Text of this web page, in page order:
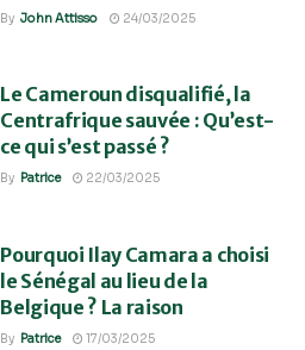
By John Attisso 24/03/2025
Le Cameroun disqualifié, la
Centrafrique sauvée : Qu’est-
ce qui s’est passé ?
By Patrice 22/03/2025
Pourquoi Ilay Camara a choisi
le Sénégal au lieu de la
Belgique ? La raison
By Patrice 17/03/2025